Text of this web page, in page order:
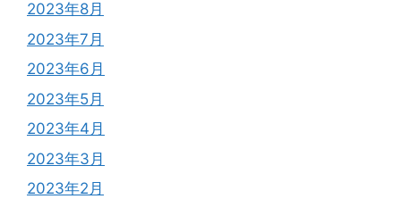
2023年8月
2023年7月
2023年6月
2023年5月
2023年4月
2023年3月
2023年2月